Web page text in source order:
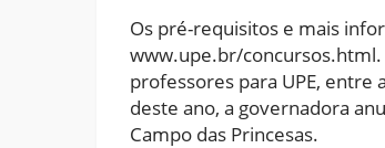
Os pré-requisitos e mais
www.upe.br/
professores para UPE,
deste ano, a governadora
Campo das Princesas.